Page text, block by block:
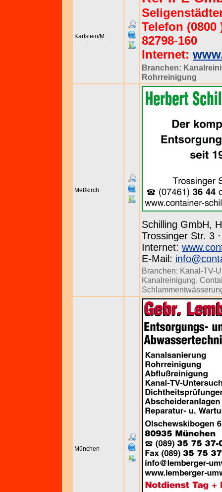
Karlstein/M.
Telefon (0800
82798-160
Internet:
Branchen:
Rohrreinigung
Meßkirch
Schilling GmbH,
Trossinger Str. 3
Internet:
E-Mail:
Branchen: Kanal-TV-
Kanalreinigung,
München